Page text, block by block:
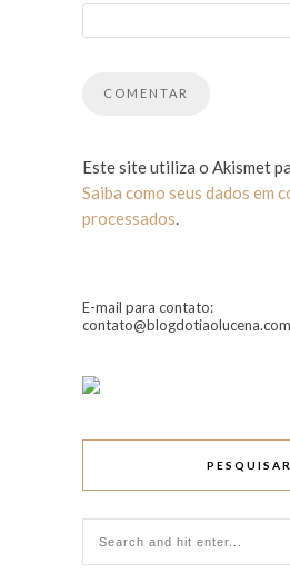
Este site utiliza o Akismet
Saiba como seus dados em
processados.
E-mail para contato:
contato@blogdotiaolucena.com
PESQUISAR